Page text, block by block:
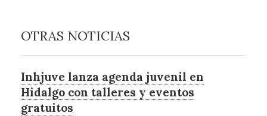
OTRAS NOTICIAS
Inhjuve lanza agenda juvenil en
Hidalgo con talleres y eventos
gratuitos